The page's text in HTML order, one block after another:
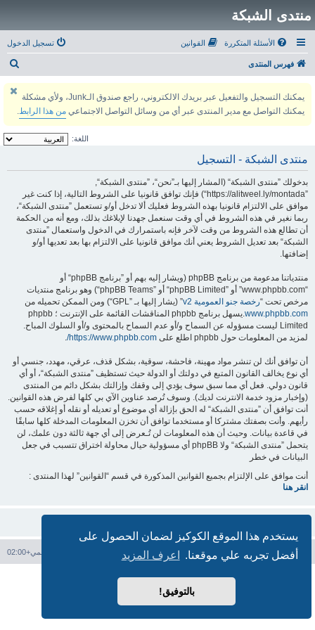
يستخدم هذا الموقع الكوكيز لضمان الحصول على
أفضل تجربه علي موقعنا.
اعرف المزيد
بالتوفيق!
منتدى الشبكة
الأسئلة المتكررة القوانين تسجيل الدخول
فهرس المنتدى
يمكنك التسجيل والتفعيل عبر بريدك الالكتروني، راجع صندوق الـJunk، ولأي مشكلة
يمكنك التواصل مع مدير المنتدى عبر أي من وسائل التواصل الاجتماعي من هذا الرابط.
اللغة:
منتدى الشبكة - التسجيل
بدخولك ”منتدى الشبكة“ (المشار إليها بـ”نحن“، ”منتدى الشبكة“,
”https://alitweel.ly/montada“) فإنك توافق قانونيا على الشروط التالية، إذا كنت غير
موافق على الالتزام قانونيا بهذه الشروط فعليك ألا تدخل أو/و تستعمل ”منتدى الشبكة“،
ربما نغير في هذه الشروط في أي وقت سنعمل جهدنا لإبلاغك بذلك، ومع أنه من الحكمة
أن تطالع هذه الشروط من وقت لآخر فإنه باستمرارك في الدخول واستعمال ”منتدى
الشبكة“ بعد تعديل الشروط يعني أنك موافق قانونيا على الالتزام بها بعد تعديها أو/و
إضافتها.
منتدياتنا مدعومة من برنامج phpBB (ويشار إليه بهم أو ”برنامج phpBB“ أو
“www.phpbb.com” أو ”phpBB Limited“ أو ”phpBB Teams“) وهو برنامج منتديات
مرخص تحت “رخصة جنو العمومية v2
” (يشار إليها بـ ”GPL“) ومن الممكن تحميله من
www.phpbb.com
.يسهل برنامج phpbb المناقشات القائمة على الإنترنت ؛ phpbb
Limited ليست مسؤوله عن السماح و/أو عدم السماح بالمحتوى و/أو السلوك المباح.
لمزيد من المعلومات حول phpbb اطلع على
https://www.phpbb.com/
.
أن توافق أنك لن تنشر مواد مهينة، فاحشة، سوقية، بشكل قذف، عرقي، مهدد، جنسي أو
أي نوع يخالف القانون المتبع في دولتك أو الدولة حيث تستظيف ”منتدى الشبكة“، أو أي
قانون دولي. فعل أي مما سبق سوف يؤدي إلى وقفك وإزالتك بشكل دائم من المنتدى
(وإخبار مزود خدمة الانترنت لديك). وسوف تُرصد عناوين الآي بي كلها لفرض هذه القوانين.
أنت توافق أن ”منتدى الشبكة“ له الحق بإزالة أي موضوع أو تعديله أو نقله أو إغلاقه حسب
رأيهم. وأنت بصفتك مشتركا أو مستخدما توافق أن تخزن المعلومات المدخلة كلها سابقًا
في قاعدة بيانات. وحيث أن هذه المعلومات لن تُـعرض إلى أي جهة ثالثة دون علمك، لن
يتحمل ”منتدى الشبكة“ ولا phpBB أي مسؤولية حيال محاولة اختراق تتسبب في جعل
البيانات في خطر
أنت موافق على الإلتزام بجميع القوانين المذكورة في قسم “القوانين” لهذا المنتدى :
انقر هنا
فهرس المنتدى جميع الأوقات تستخدم التوقيت العالمي+02:00 حذف الكوكيز
بدعم منphpBB
® Forum Software © phpBB Limited
الترجمة برعاية